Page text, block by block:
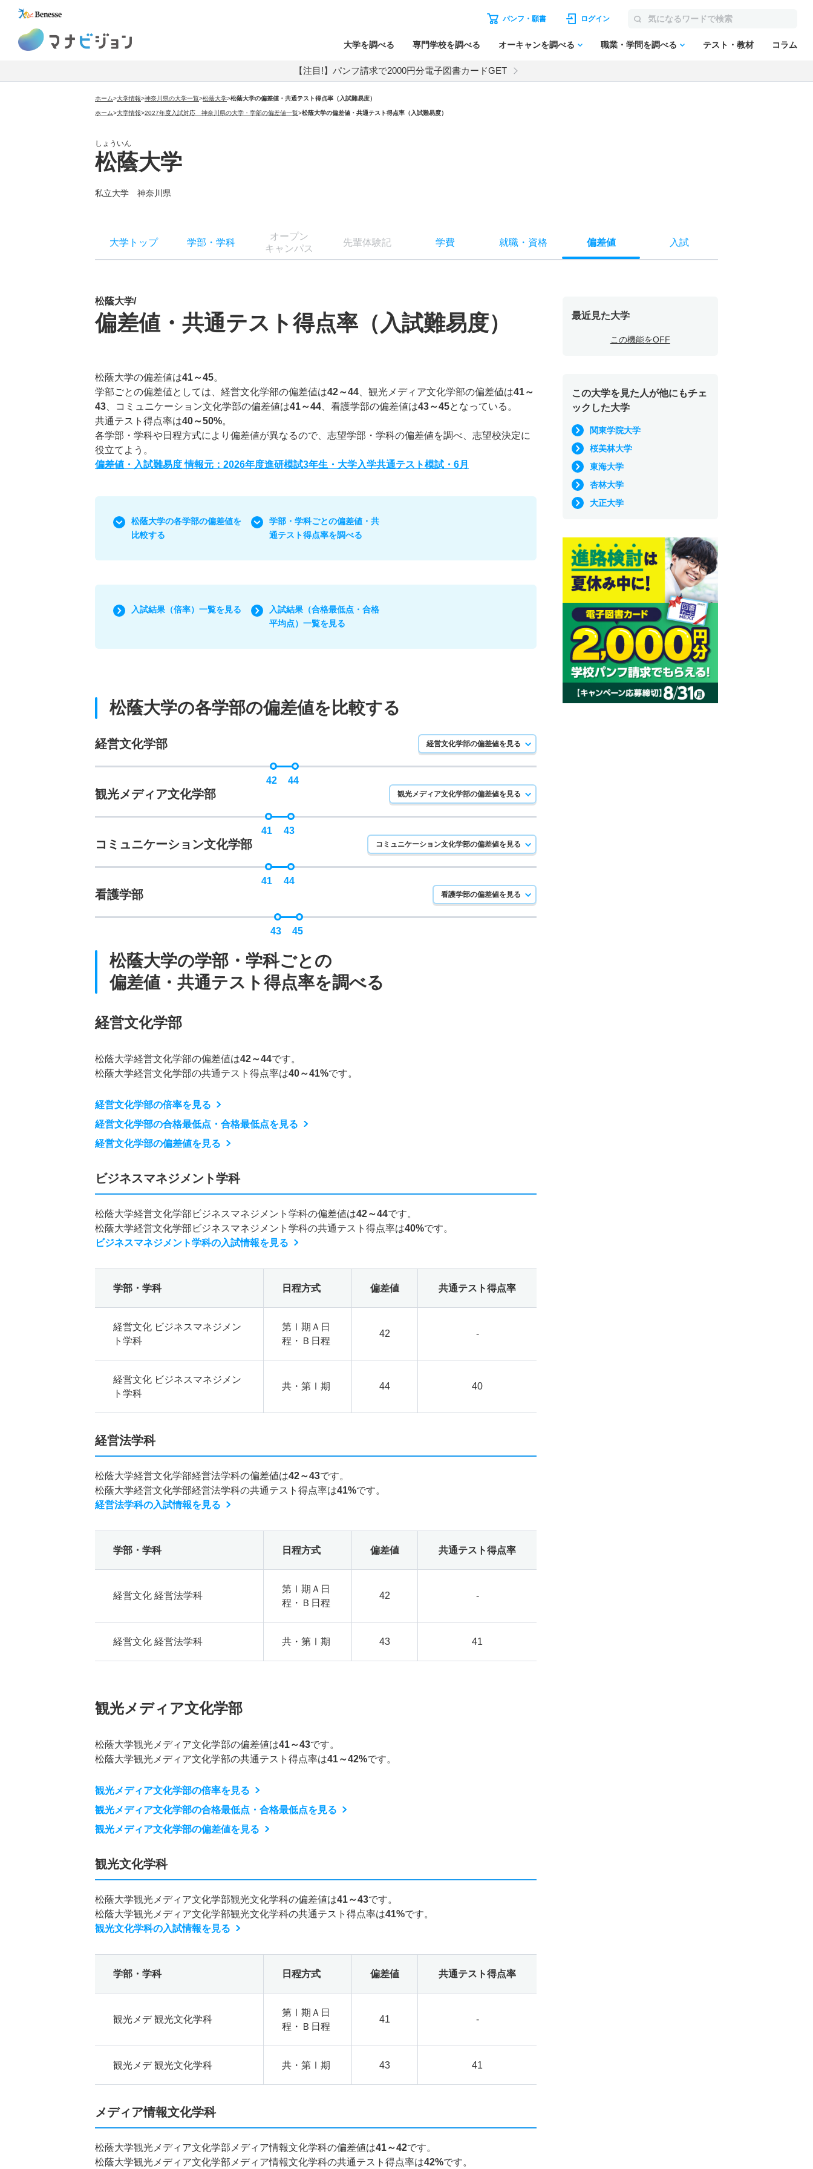
パンフ・願書 ログイン
大学を調べる 専門学校を調べる オーキャンを調べる 職業・学問を調べる テスト・教材 コラム
【注目!】パンフ請求で2000円分電子図書カードGET
ホーム>大学情報>神奈川県の大学一覧>松蔭大学>松蔭大学の偏差値・共通テスト得点率（入試難易度）
ホーム>大学情報>2027年度入試対応 神奈川県の大学・学部の偏差値一覧>松蔭大学の偏差値・共通テスト得点率（入試難易度）
しょういん
松蔭大学
私立大学 神奈川県
大学トップ 学部 ・ 学科
オープン
キャンパス
先輩体験記 学費 就職・ 資格 偏差値 入試
松蔭大学/
偏差値・共通テスト得点率（入試難易度）
松蔭大学の偏差値は41～45。
学部ごとの偏差値としては、経営文化学部の偏差値は42～44 、観光メディア文化学部の偏差値は41～
43 、コミュニケーション文化学部の偏差値は41～44 、看護学部の偏差値は43～45となっている。
共通テスト得点率は40～50%。
各学部・学科や日程方式により偏差値が異なるので、志望学部・学科の偏差値を調べ、志望校決定に
役立てよう。
偏差値・入試難易度 情報元：2026年度進研模試3年生・大学入学共通テスト模試・6月
松蔭大学の各学部の偏差値を
比較する
学部・学科ごとの偏差値・共
通テスト得点率を調べる
入試結果（倍率）一覧を見る
入試結果（合格最低点・合格
平均点）一覧を見る
松蔭大学の各学部の偏差値を比較する
経営文化学部
42 44
経営文化学部の偏差値を見る
観光メディア文化学部
41 43
観光メディア文化学部の偏差値を見る
コミュニケーション文化学部
41 44
コミュニケーション文化学部の偏差値を見る
看護学部
43 45
看護学部の偏差値を見る
松蔭大学の学部・学科ごとの
偏差値・共通テスト得点率を調べる
経営文化学部
松蔭大学経営文化学部の偏差値は42～44です。
松蔭大学経営文化学部の共通テスト得点率は40～41%です。
経営文化学部の倍率を見る
経営文化学部の合格最低点・合格最低点を見る
経営文化学部の偏差値を見る
ビジネスマネジメント学科
松蔭大学経営文化学部ビジネスマネジメント学科の偏差値は42～44です。
松蔭大学経営文化学部ビジネスマネジメント学科の共通テスト得点率は40%です。
ビジネスマネジメント学科の入試情報を見る
学部・学科 日程方式 偏差値 共通テスト得点率
経営文化 ビジネスマネジメン
ト学科
第Ⅰ期Ａ日
程・Ｂ日程
42 -
経営文化 ビジネスマネジメン
ト学科
共・第Ⅰ期 44 40
経営法学科
松蔭大学経営文化学部経営法学科の偏差値は42～43です。
松蔭大学経営文化学部経営法学科の共通テスト得点率は41%です。
経営法学科の入試情報を見る
学部・学科 日程方式 偏差値 共通テスト得点率
経営文化 経営法学科
第Ⅰ期Ａ日
程・Ｂ日程
42 -
経営文化 経営法学科 共・第Ⅰ期 43 41
観光メディア文化学部
松蔭大学観光メディア文化学部の偏差値は41～43です。
松蔭大学観光メディア文化学部の共通テスト得点率は41～42%です。
観光メディア文化学部の倍率を見る
観光メディア文化学部の合格最低点・合格最低点を見る
観光メディア文化学部の偏差値を見る
観光文化学科
松蔭大学観光メディア文化学部観光文化学科の偏差値は41～43です。
松蔭大学観光メディア文化学部観光文化学科の共通テスト得点率は41%です。
観光文化学科の入試情報を見る
学部・学科 日程方式 偏差値 共通テスト得点率
観光メデ 観光文化学科
第Ⅰ期Ａ日
程・Ｂ日程
41 -
観光メデ 観光文化学科 共・第Ⅰ期 43 41
メディア情報文化学科
松蔭大学観光メディア文化学部メディア情報文化学科の偏差値は41～42です。
松蔭大学観光メディア文化学部メディア情報文化学科の共通テスト得点率は42%です。
最近見た大学
この機能をOFF
この大学を見た人が他にもチェ
ックした大学
関東学院大学
桜美林大学
東海大学
杏林大学
大正大学